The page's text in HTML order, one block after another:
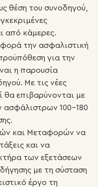
θέση του συνοδηγού,
από κάμερες.
την ασφαλιστική
για την
η παρουσία
Με τις νέες
θα επιβαρύνονται με
ασφάλιστρων 100-180
και Μεταφορών να
και να
των εξετάσεων
με τη σύσταση
έργο τη